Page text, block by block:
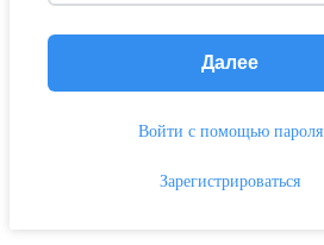
Далее
Войти с помощью пароля
Зарегистрироваться